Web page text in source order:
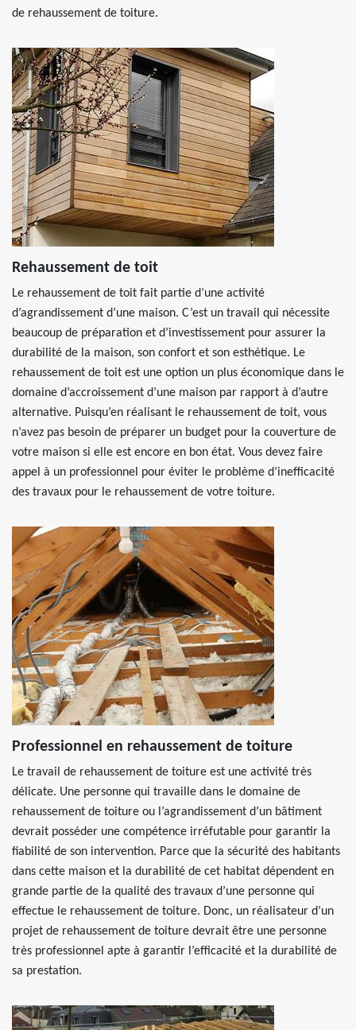
de rehaussement de toiture.
Rehaussement de toit
Le rehaussement de toit fait partie d’une activité
d’agrandissement d’une maison. C’est un travail qui nécessite
beaucoup de préparation et d’investissement pour assurer la
durabilité de la maison, son confort et son esthétique. Le
rehaussement de toit est une option un plus économique dans le
domaine d’accroissement d’une maison par rapport à d’autre
alternative. Puisqu’en réalisant le rehaussement de toit, vous
n’avez pas besoin de préparer un budget pour la couverture de
votre maison si elle est encore en bon état. Vous devez faire
appel à un professionnel pour éviter le problème d’inefficacité
des travaux pour le rehaussement de votre toiture.
Professionnel en rehaussement de toiture
Le travail de rehaussement de toiture est une activité très
délicate. Une personne qui travaille dans le domaine de
rehaussement de toiture ou l’agrandissement d’un bâtiment
devrait posséder une compétence irréfutable pour garantir la
fiabilité de son intervention. Parce que la sécurité des habitants
dans cette maison et la durabilité de cet habitat dépendent en
grande partie de la qualité des travaux d’une personne qui
effectue le rehaussement de toiture. Donc, un réalisateur d’un
projet de rehaussement de toiture devrait être une personne
très professionnel apte à garantir l’efficacité et la durabilité de
sa prestation.